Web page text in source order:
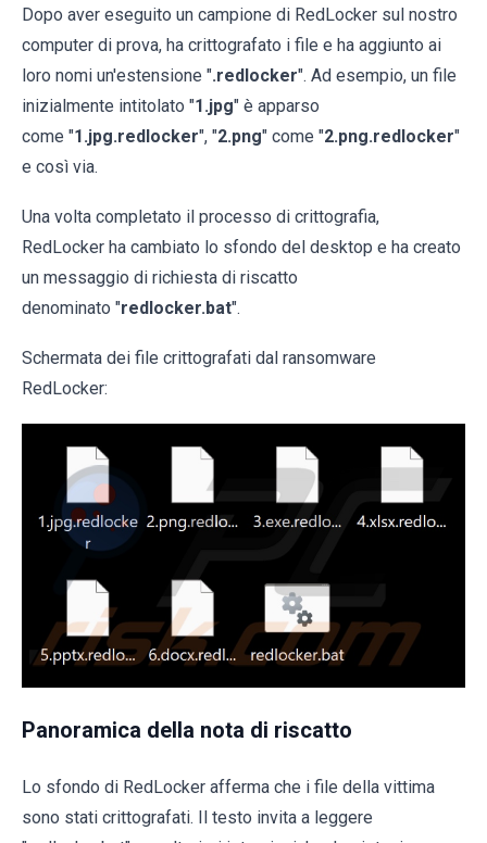
Dopo aver eseguito un campione di RedLocker sul nostro
computer di prova, ha crittografato i file e ha aggiunto ai
loro nomi un'estensione ".redlocker". Ad esempio, un file
inizialmente intitolato "1.jpg" è apparso
come "1.jpg.redlocker", "2.png" come "2.png.redlocker"
e così via.
Una volta completato il processo di crittografia,
RedLocker ha cambiato lo sfondo del desktop e ha creato
un messaggio di richiesta di riscatto
denominato "redlocker.bat".
Schermata dei file crittografati dal ransomware
RedLocker:
Panoramica della nota di riscatto
Lo sfondo di RedLocker afferma che i file della vittima
sono stati crittografati. Il testo invita a leggere